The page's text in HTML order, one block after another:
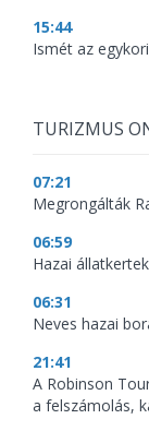
15:44
Ismét az
TURIZMUS
07:21
Megrongálták
06:59
Hazai
06:31
Neves hazai
21:41
A Robinson
a felszámolás,